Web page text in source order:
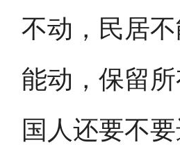
不动，民居
能动，保留
国人还要不